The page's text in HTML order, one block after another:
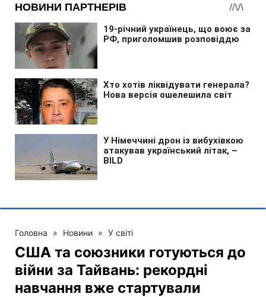
Головна » Новини » У світі
США та союзники готуються до
війни за Тайвань: рекордні
навчання вже стартували